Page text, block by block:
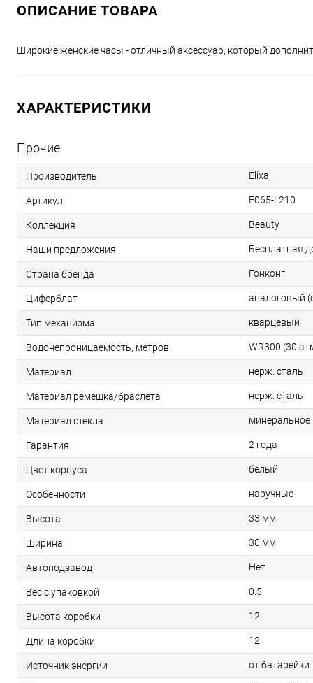
ОПИСАНИЕ ТОВАРА
Широкие женские часы - отличный аксессуар, который
ХАРАКТЕРИСТИКИ
Прочие
Производитель Elixa
Артикул E065-L210
Коллекция Beauty
Наши предложения Бесплатная
Страна бренда Гонконг
Циферблат аналоговый
Тип механизма кварцевый
Водонепроницаемость, метров WR300 (30
Материал нерж. сталь
Материал ремешка/браслета нерж. сталь
Материал стекла минеральное
Гарантия 2 года
Цвет корпуса белый
Особенности наручные
Высота 33 мм
Ширина 30 мм
Автоподзавод Нет
Вес с упаковкой 0.5
Высота коробки 12
Длина коробки 12
Источник энергии от батарейки